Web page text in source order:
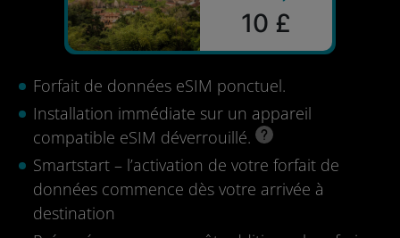
10 £
Forfait de données eSIM ponctuel.
Installation immédiate sur un appareil
compatible eSIM déverrouillé.
Smartstart – l’activation de votre forfait de
données commence dès votre arrivée à
destination